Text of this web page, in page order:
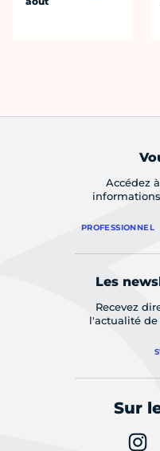
Accédez
PROFESSIONNEL
Les
Recevez
l'actualité
Sur